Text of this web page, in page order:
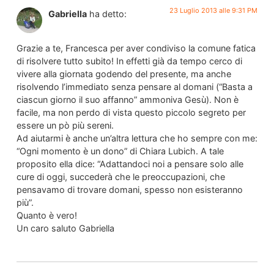
Gabriella ha detto: 23 Luglio 2013 alle 9:31 PM
Grazie a te, Francesca per aver condiviso la comune fatica
di risolvere tutto subito! In effetti già da tempo cerco di
vivere alla giornata godendo del presente, ma anche
risolvendo l’immediato senza pensare al domani (“Basta a
ciascun giorno il suo affanno” ammoniva Gesù). Non è
facile, ma non perdo di vista questo piccolo segreto per
essere un pò più sereni.
Ad aiutarmi è anche un’altra lettura che ho sempre con me:
“Ogni momento è un dono” di Chiara Lubich. A tale
proposito ella dice: “Adattandoci noi a pensare solo alle
cure di oggi, succederà che le preoccupazioni, che
pensavamo di trovare domani, spesso non esisteranno
più”.
Quanto è vero!
Un caro saluto Gabriella